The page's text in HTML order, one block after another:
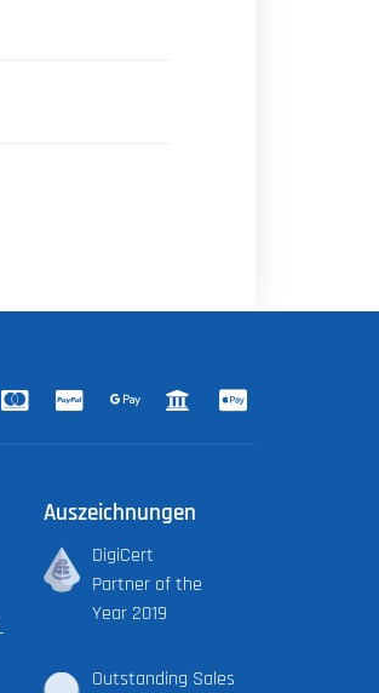
Auszeichnungen
DigiCert
Partner of the
Year 2019
Outstanding Sales